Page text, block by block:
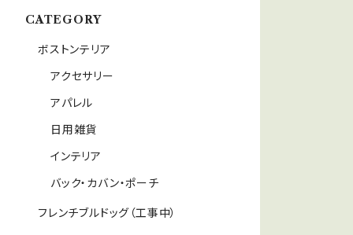
CATEGORY
ボストンテリア
アクセサリー
アパレル
日用雑貨
インテリア
バック・カバン・ポーチ
フレンチブルドッグ（工事中）